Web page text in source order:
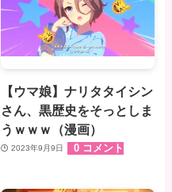
【ウマ娘】ナリタタイシン
さん、黒歴史をそっとしま
うｗｗｗ（漫画）
2023年9月9日 0 コメント